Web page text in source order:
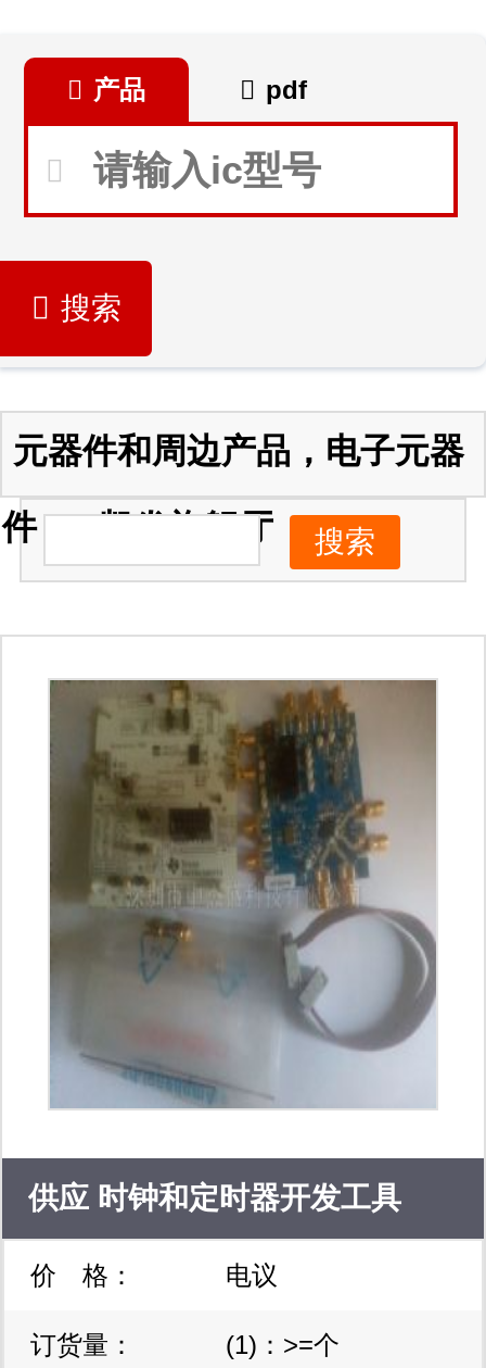
产品 pdf
搜索
元器件和周边产品，电子元器
件 -ag凯发旗舰厅
供应 时钟和定时器开发工具
lmx2594evm
价 格： 电议
订货量： (1)：>=个